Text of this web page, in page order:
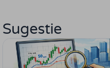
Sugestie